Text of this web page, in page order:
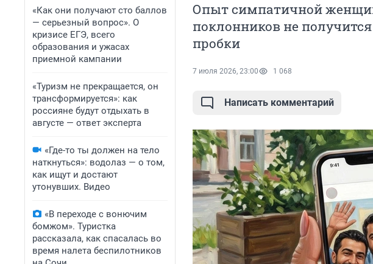
«Как они получают сто баллов
— серьезный вопрос». О
кризисе ЕГЭ, всего
образования и ужасах
приемной кампании
«Туризм не прекращается, он
трансформируется»: как
россияне будут отдыхать в
августе — ответ эксперта
«Где-то ты должен на тело
наткнуться»: водолаз — о том,
как ищут и достают
утонувших. Видео
«В переходе с вонючим
бомжом». Туристка
рассказала, как спасалась во
время налета беспилотников
Опыт симпатичной
поклонников не
пробки
7 июля 2026, 23:00 1 068
Написать комментарий